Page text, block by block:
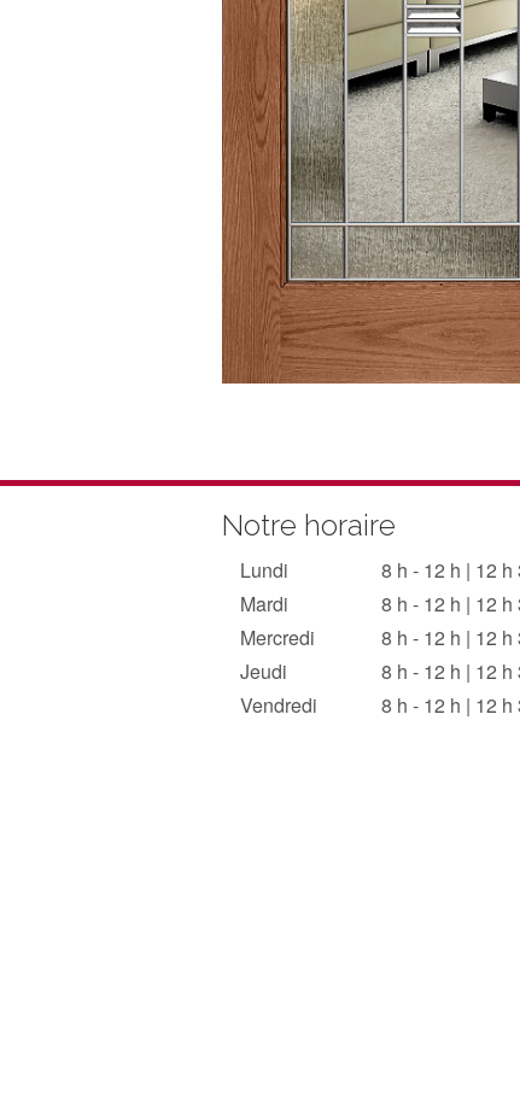
Notre horaire
Lundi
Mardi
Mercredi
Jeudi
Vendredi
8 h - 12 h | 12 h
8 h - 12 h | 12 h
8 h - 12 h | 12 h
8 h - 12 h | 12 h
8 h - 12 h | 12 h